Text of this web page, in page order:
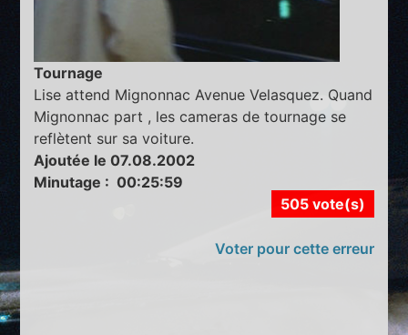
Tournage
Lise attend Mignonnac Avenue Velasquez. Quand
Mignonnac part , les cameras de tournage se
reflètent sur sa voiture.
Ajoutée le 07.08.2002
Minutage : 00:25:59
505 vote(s)
Voter pour cette erreur